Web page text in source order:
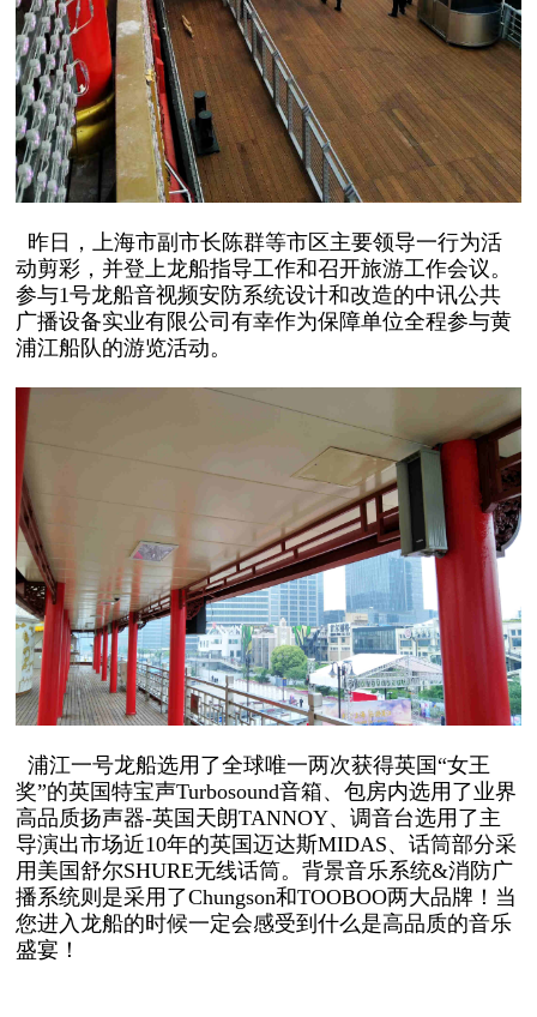
昨日，上海市副市长陈群等市区主要领导一行为活
动剪彩，并登上龙船指导工作和召开旅游工作会议。
参与1号龙船音视频安防系统设计和改造的中讯公共
广播设备实业有限公司有幸作为保障单位全程参与黄
浦江船队的游览活动。
浦江一号龙船选用了全球唯一两次获得英国“女王
奖”的英国特宝声Turbosound音箱、包房内选用了业界
高品质扬声器-英国天朗TANNOY、调音台选用了主
导演出市场近10年的英国迈达斯MIDAS、话筒部分采
用美国舒尔SHURE无线话筒。背景音乐系统&消防广
播系统则是采用了Chungson和TOOBOO两大品牌！当
您进入龙船的时候一定会感受到什么是高品质的音乐
盛宴！